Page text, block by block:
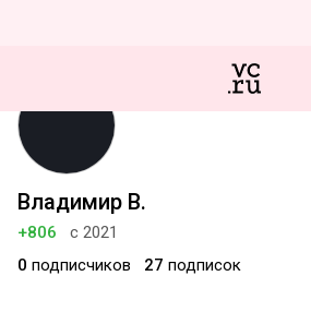
Владимир В.
+806
с 2021
0 подписчиков 27 подписок